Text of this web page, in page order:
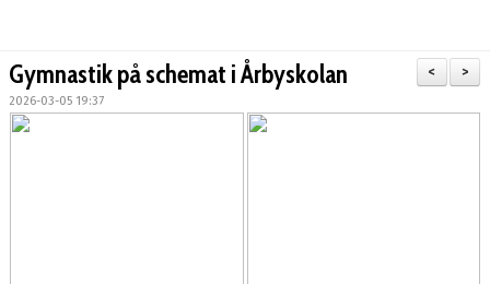
>
<
Gymnastik på schemat i Årbyskolan
2026-03-05 19:37